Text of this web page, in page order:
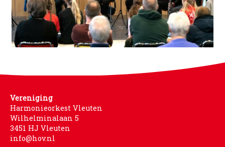
Vereniging
Harmonieorkest Vleuten
Wilhelminalaan 5
3451 HJ Vleuten
info@hov.nl